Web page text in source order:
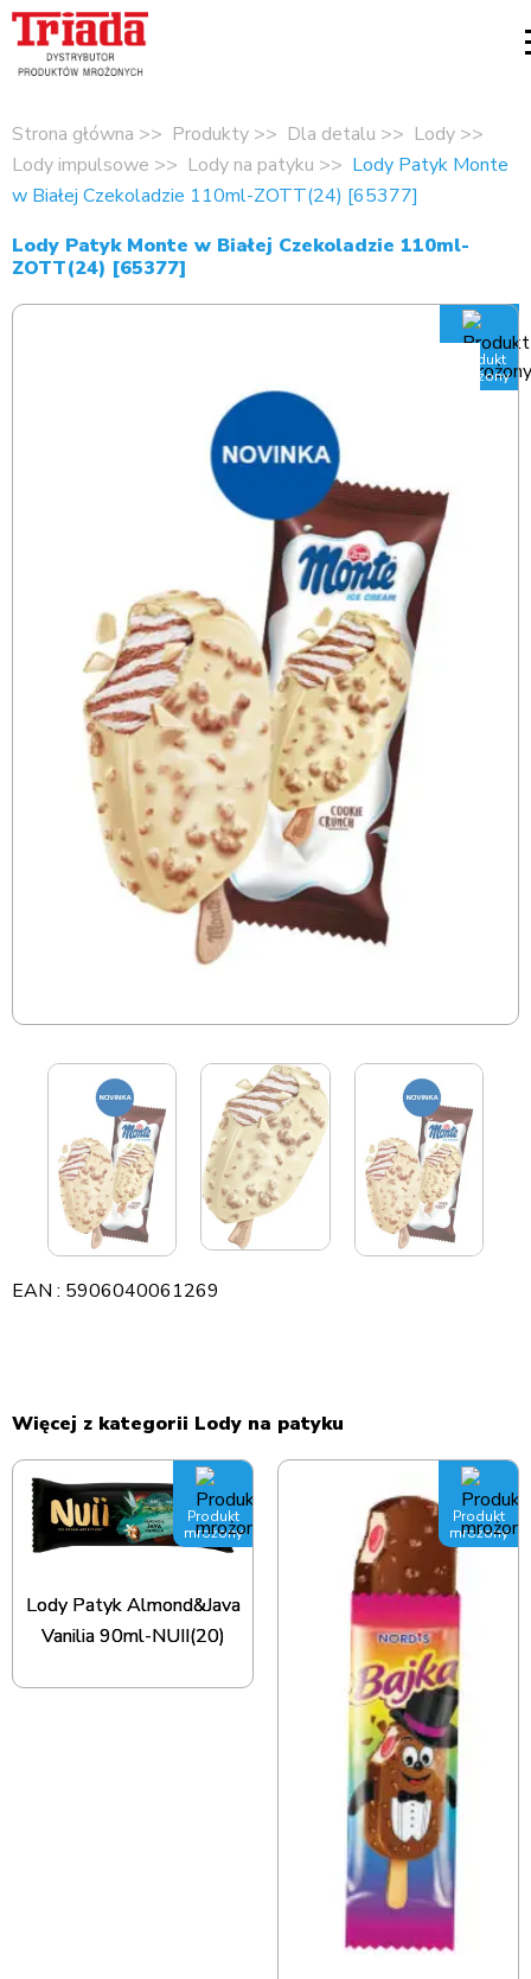
Strona główna Produkty Dla detalu
Lody
Lody impulsowe
Lody na patyku
Lody Patyk Monte
w Białej Czekoladzie 110ml-ZOTT(24) [65377]
Lody Patyk Monte w Białej Czekoladzie 110ml-
ZOTT(24) [65377]
Produkt
mrożony
EAN : 5906040061269
Więcej z kategorii Lody na patyku
Produkt
mrożony
Lody Patyk Almond&Java
Vanilia 90ml-NUII(20)
Produkt
mrożony